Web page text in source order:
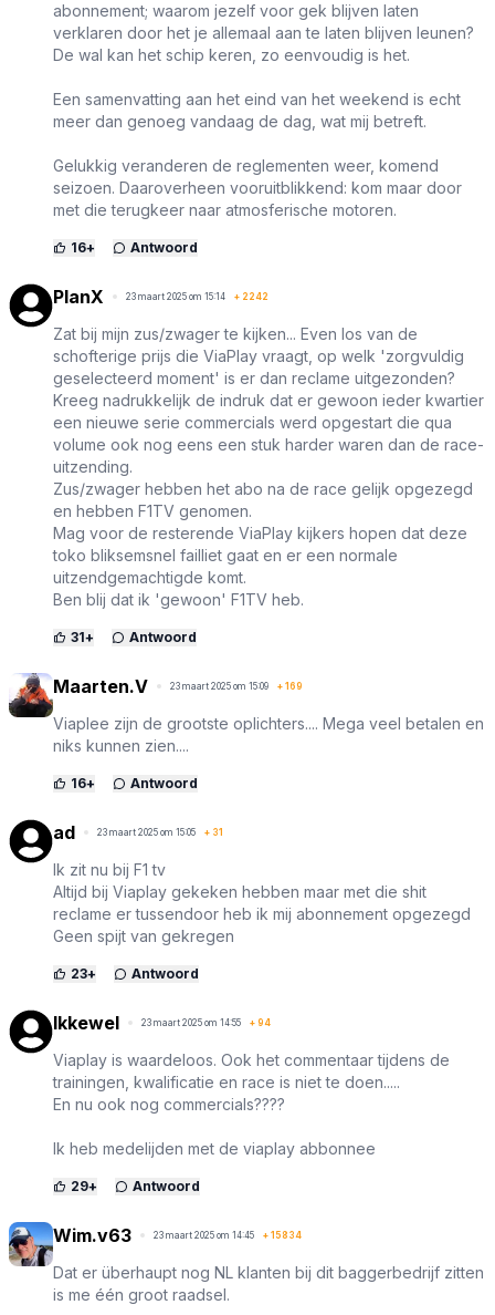
abonnement; waarom jezelf voor gek blijven laten
verklaren door het je allemaal aan te laten blijven leunen?
De wal kan het schip keren, zo eenvoudig is het.
Een samenvatting aan het eind van het weekend is echt
meer dan genoeg vandaag de dag, wat mij betreft.
Gelukkig veranderen de reglementen weer, komend
seizoen. Daaroverheen vooruitblikkend: kom maar door
met die terugkeer naar atmosferische motoren.
16+ Antwoord
PlanX 23 maart 2025 om 15:14 + 2242
Zat bij mijn zus/zwager te kijken... Even los van de
schofterige prijs die ViaPlay vraagt, op welk 'zorgvuldig
geselecteerd moment' is er dan reclame uitgezonden?
Kreeg nadrukkelijk de indruk dat er gewoon ieder kwartier
een nieuwe serie commercials werd opgestart die qua
volume ook nog eens een stuk harder waren dan de race-
uitzending.
Zus/zwager hebben het abo na de race gelijk opgezegd
en hebben F1TV genomen.
Mag voor de resterende ViaPlay kijkers hopen dat deze
toko bliksemsnel failliet gaat en er een normale
uitzendgemachtigde komt.
Ben blij dat ik 'gewoon' F1TV heb.
31+ Antwoord
Maarten.V 23 maart 2025 om 15:09 + 169
Viaplee zijn de grootste oplichters.... Mega veel betalen en
niks kunnen zien....
16+ Antwoord
ad 23 maart 2025 om 15:05 + 31
Ik zit nu bij F1 tv
Altijd bij Viaplay gekeken hebben maar met die shit
reclame er tussendoor heb ik mij abonnement opgezegd
Geen spijt van gekregen
23+ Antwoord
Ikkewel 23 maart 2025 om 14:55 + 94
Viaplay is waardeloos. Ook het commentaar tijdens de
trainingen, kwalificatie en race is niet te doen.....
En nu ook nog commercials????
Ik heb medelijden met de viaplay abbonnee
29+ Antwoord
Wim.v63 23 maart 2025 om 14:45 + 15834
Dat er überhaupt nog NL klanten bij dit baggerbedrijf zitten
is me één groot raadsel.